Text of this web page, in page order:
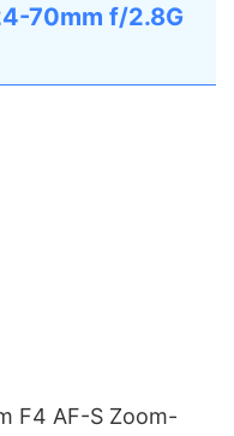
70mm f/2.8G
F4 AF-S Zoom-